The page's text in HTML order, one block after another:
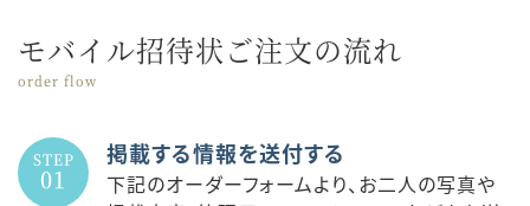
モバイル招待状ご注文の流れ
order flow
STEP
01
掲載する情報を送付する
下記のオーダーフォームより、お二人の写真や